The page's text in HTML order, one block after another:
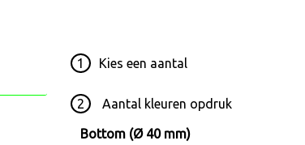
1 Kies een aantal
2 Aantal kleuren opdruk
Bottom (Ø 40 mm)